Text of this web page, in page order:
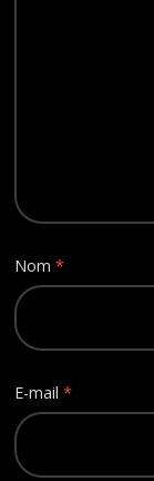
Nom*
E-mail*